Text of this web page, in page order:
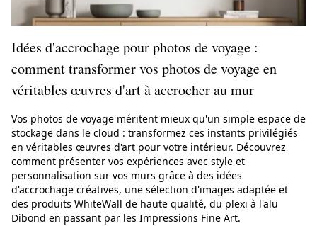
Idées d'accrochage pour photos de voyage :
comment transformer vos photos de voyage en
véritables œuvres d'art à accrocher au mur
Vos photos de voyage méritent mieux qu'un simple espace de
stockage dans le cloud : transformez ces instants privilégiés
en véritables œuvres d'art pour votre intérieur. Découvrez
comment présenter vos expériences avec style et
personnalisation sur vos murs grâce à des idées
d'accrochage créatives, une sélection d'images adaptée et
des produits WhiteWall de haute qualité, du plexi à l'alu
Dibond en passant par les Impressions Fine Art.